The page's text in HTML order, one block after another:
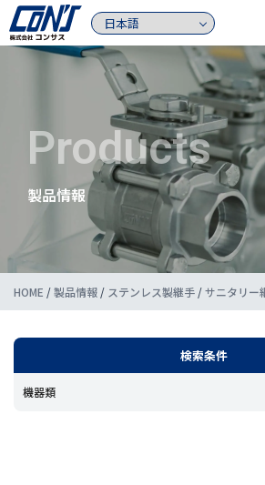
Products
製品情報
HOME /製品情報 / ステンレス製継手 /サニタリー
検索条件
機器類